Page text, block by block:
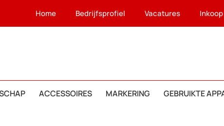
Home Bedrijfsprofiel Vacatures Inkoop
ACCESSOIRES MARKERING GEBRUIKTE